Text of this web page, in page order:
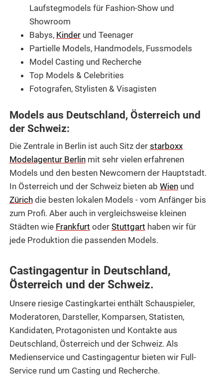
Laufstegmodels für Fashion-Show und
Showroom
Babys, Kinderund Teenager
Partielle Models, Handmodels, Fussmodels
Model Casting und Recherche
Top Models & Celebrities
Fotografen, Stylisten & Visagisten
Models aus Deutschland, Österreich und
der Schweiz:
Die Zentrale in Berlin ist auch Sitz der starboxx
Modelagentur Berlinmit sehr vielen erfahrenen
Models und den besten Newcomern der Hauptstadt.
In Österreich und der Schweiz bieten ab Wienund
Zürichdie besten lokalen Models - vom Anfänger bis
zum Profi. Aber auch in vergleichsweise kleinen
Städten wie Frankfurt oder Stuttgart haben wir für
jede Produktion die passenden Models.
Castingagentur in Deutschland,
Österreich und der Schweiz.
Unsere riesige Castingkartei enthält Schauspieler,
Moderatoren, Darsteller, Komparsen, Statisten,
Kandidaten, Protagonisten und Kontakte aus
Deutschland, Österreich und der Schweiz. Als
Medienservice und Castingagentur bieten wir Full-
Service rund um Casting und Recherche.